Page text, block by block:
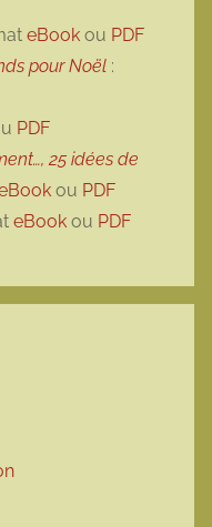
eBook ou PDF
pour Noël :
PDF
25 idées de
ou PDF
eBook ou PDF